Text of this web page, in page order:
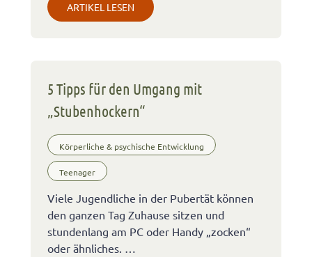
ARTIKEL LESEN
5 Tipps für den Umgang mit
„Stubenhockern“
Körperliche & psychische Entwicklung
Teenager
Viele Jugendliche in der Pubertät können
den ganzen Tag Zuhause sitzen und
stundenlang am PC oder Handy „zocken“
oder ähnliches. …